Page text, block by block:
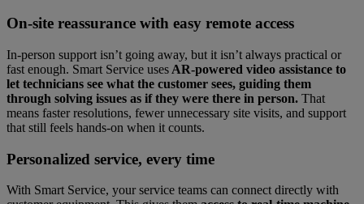
On-site reassurance with easy remote access
In-person support isn’t going away, but it isn’t always practical or
fast enough. Smart Service uses AR-powered video assistance to
let technicians see what the customer sees, guiding them
through solving issues as if they were there in person. That
means faster resolutions, fewer unnecessary site visits, and support
that still feels hands-on when it counts.
Personalized service, every time
With Smart Service, your service teams can connect directly with